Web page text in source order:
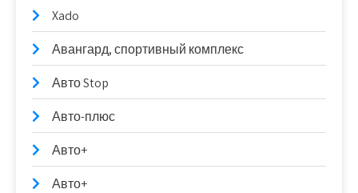
Xado
Авангард, спортивный комплекс
Авто Stop
Авто-плюс
Авто+
Авто+